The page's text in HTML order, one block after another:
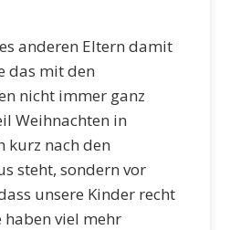
anderen Eltern damit
das mit den
nicht immer ganz
Weihnachten in
kurz nach den
steht, sondern vor
unsere Kinder recht
viel mehr